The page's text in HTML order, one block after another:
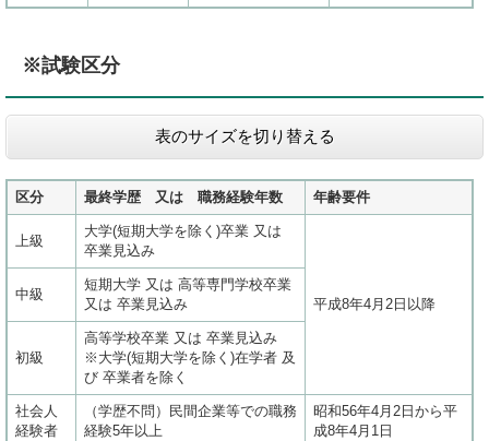
※試験区分
表のサイズを切り替える
区分 最終学歴 又は 職務経験年数 年齢要件
上級
大学(短期大学を除く)卒業 又は
卒業見込み
平成8年4月2日以降
中級
短期大学 又は 高等専門学校卒業
又は 卒業見込み
初級
高等学校卒業 又は 卒業見込み
※大学(短期大学を除く)在学者 及
び 卒業者を除く
社会人
経験者
（学歴不問）民間企業等での職務
経験5年以上
昭和56年4月2日から平
成8年4月1日